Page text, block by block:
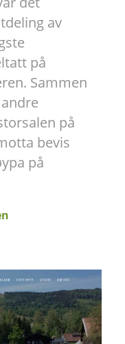
av
på
Sammen
på
bevis
på